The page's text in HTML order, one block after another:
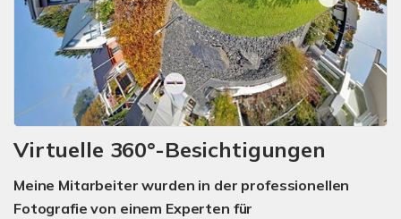
Virtuelle 360°-Besichtigungen
Meine Mitarbeiter wurden in der professionellen
Fotografie von einem Experten für